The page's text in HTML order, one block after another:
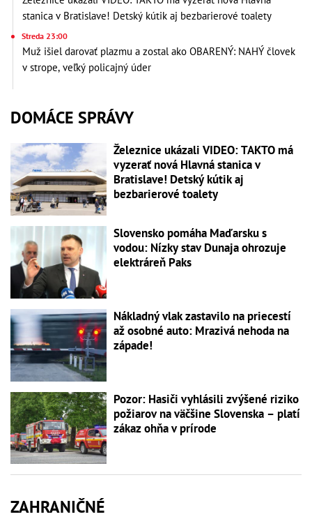
stanica v Bratislave! Detský kútik aj bezbarierové toalety
Streda 23:00
Muž išiel darovať plazmu a zostal ako OBARENÝ: NAHÝ človek
v strope, veľký policajný úder
DOMÁCE SPRÁVY
Železnice ukázali VIDEO: TAKTO má
vyzerať nová Hlavná stanica v
Bratislave! Detský kútik aj
bezbarierové toalety
Slovensko pomáha Maďarsku s
vodou: Nízky stav Dunaja ohrozuje
elektráreň Paks
Nákladný vlak zastavilo na priecestí
až osobné auto: Mrazivá nehoda na
západe!
Pozor: Hasiči vyhlásili zvýšené riziko
požiarov na väčšine Slovenska – platí
zákaz ohňa v prírode
ZAHRANIČNÉ